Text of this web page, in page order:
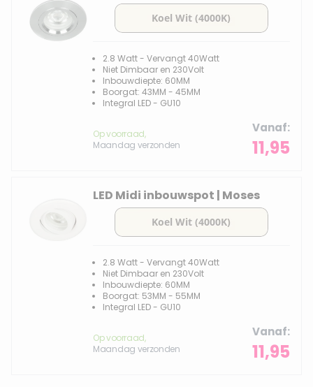
2.8 Watt - Vervangt 40Watt
Niet Dimbaar en 230Volt
Inbouwdiepte: 60MM
Boorgat: 43MM - 45MM
Integral LED - GU10
Op voorraad,
Maandag verzonden
Vanaf
11,95
LED Midi inbouwspot | Moses
2.8 Watt - Vervangt 40Watt
Niet Dimbaar en 230Volt
Inbouwdiepte: 60MM
Boorgat: 53MM - 55MM
Integral LED - GU10
Op voorraad,
Maandag verzonden
Vanaf
11,95